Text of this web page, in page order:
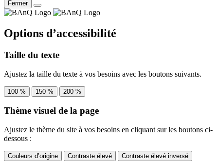
Fermer
Options d’accessibilité
Taille du texte
Ajustez la taille du texte à vos besoins avec les boutons suivants.
100 % 150 % 200 %
Thème visuel de la page
Ajustez le thème du site à vos besoins en cliquant sur les boutons ci-
dessous :
Couleurs d’origine Contraste élevé Contraste élevé inversé